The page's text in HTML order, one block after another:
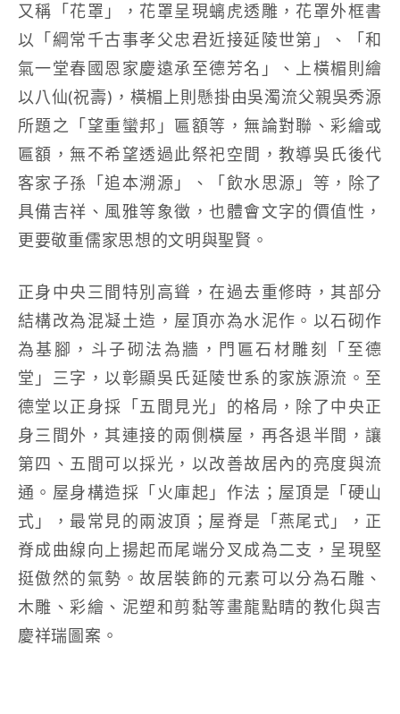
又稱「花罩」，花罩呈現螭虎透雕，花罩外框書
以「綱常千古事孝父忠君近接延陵世第」、「和
氣一堂春國恩家慶遠承至德芳名」、上橫楣則繪
以八仙(祝壽)，橫楣上則懸掛由吳濁流父親吳秀源
所題之「望重蠻邦」匾額等，無論對聯、彩繪或
匾額，無不希望透過此祭祀空間，教導吳氏後代
客家子孫「追本溯源」、「飲水思源」等，除了
具備吉祥、風雅等象徵，也體會文字的價值性，
更要敬重儒家思想的文明與聖賢。
正身中央三間特別高聳，在過去重修時，其部分
結構改為混凝土造，屋頂亦為水泥作。以石砌作
為基腳，斗子砌法為牆，門匾石材雕刻「至德
堂」三字，以彰顯吳氏延陵世系的家族源流。至
德堂以正身採「五間見光」的格局，除了中央正
身三間外，其連接的兩側橫屋，再各退半間，讓
第四、五間可以採光，以改善故居內的亮度與流
通。屋身構造採「火庫起」作法；屋頂是「硬山
式」，最常見的兩波頂；屋脊是「燕尾式」，正
脊成曲線向上揚起而尾端分叉成為二支，呈現堅
挺傲然的氣勢。故居裝飾的元素可以分為石雕、
木雕、彩繪、泥塑和剪黏等畫龍點睛的教化與吉
慶祥瑞圖案。